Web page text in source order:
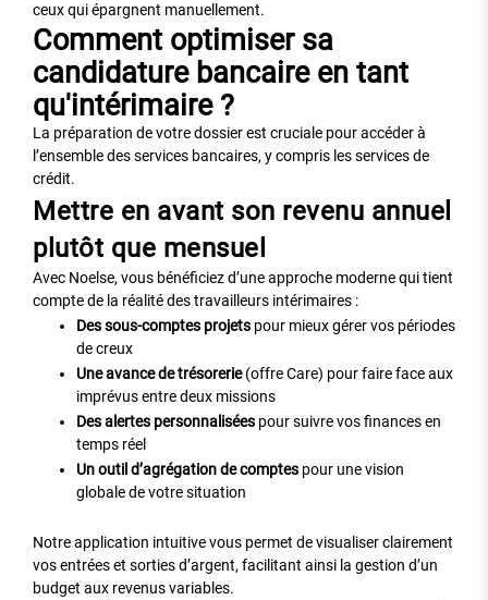
ceux qui épargnent manuellement.
Comment optimiser sa
candidature bancaire en tant
qu'intérimaire ?
La préparation de votre dossier est cruciale pour accéder à
l’ensemble des services bancaires, y compris les services de
crédit.
Mettre en avant son revenu annuel
plutôt que mensuel
Avec Noelse, vous bénéficiez d’une approche moderne qui tient
compte de la réalité des travailleurs intérimaires :
Des sous-comptes projets pour mieux gérer vos périodes
de creux
Une avance de trésorerie(offre Care) pour faire face aux
imprévus entre deux missions
Des alertes personnalisées pour suivre vos finances en
temps réel
Un outil d’agrégation de comptes pour une vision
globale de votre situation
Notre application intuitive vous permet de visualiser clairement
vos entrées et sorties d’argent, facilitant ainsi la gestion d’un
budget aux revenus variables.